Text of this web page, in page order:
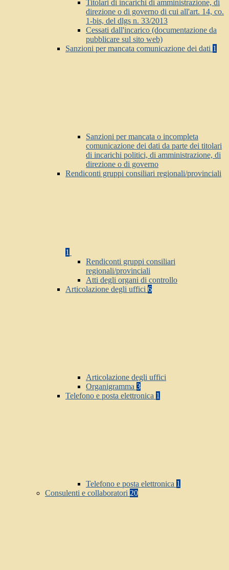
Titolari di incarichi di amministrazione, di
direzione o di governo di cui all'art. 14, co.
1-bis, del dlgs n. 33/2013
Cessati dall'incarico (documentazione da
pubblicare sul sito web)
Sanzioni per mancata comunicazione dei dati 1
Sanzioni per mancata o incompleta
comunicazione dei dati da parte dei titolari
di incarichi politici, di amministrazione, di
direzione o di governo
Rendiconti gruppi consiliari regionali/provinciali
1
Rendiconti gruppi consiliari
regionali/provinciali
Atti degli organi di controllo
Articolazione degli uffici 6
Articolazione degli uffici
Organigramma 3
Telefono e posta elettronica 1
Telefono e posta elettronica 1
Consulenti e collaboratori 20